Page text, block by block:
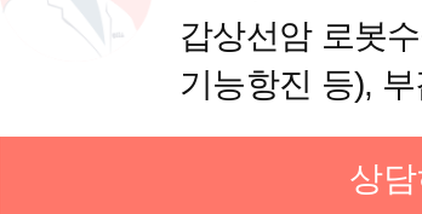
갑상선암 로봇
기능항진 등),
상담